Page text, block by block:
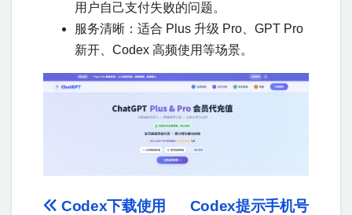
用户自己支付失败的问题。
服务清晰：适合 Plus 升级 Pro、GPT Pro
新开、Codex 高频使用等场景。
Codex提示手机号
Codex下载使用